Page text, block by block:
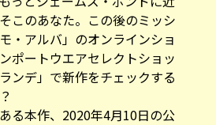
このあなた。この後のミッシ
モ・アルバ」のオンラインショ
ポートウエアセレクトショッ
ンデ」 で新作をチェックする
る本作、2020年4月10日の公